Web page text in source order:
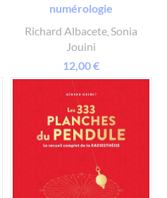
numérologie
Richard Albacete, Sonia
Jouini
12,00 €